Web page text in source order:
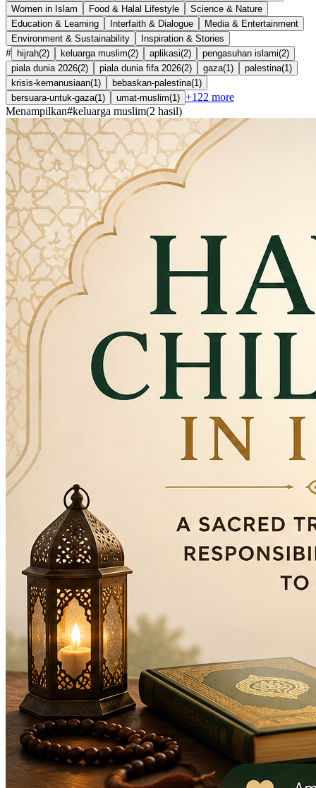
Women in Islam
Food & Halal Lifestyle
Science & Nature
Education & Learning
Interfaith & Dialogue
Media & Entertainment
Environment & Sustainability
Inspiration & Stories
# hijrah(2) keluarga muslim(2) aplikasi(2) pengasuhan islami(2)
piala dunia 2026(2) piala dunia fifa 2026(2) gaza(1 ) palestina(1 )
krisis-kemanusiaan(1 ) bebaskan-palestina(1 )
bersuara-untuk-gaza(1 ) umat-muslim(1 ) +122 more
Menampilkan#keluarga muslim(2 hasil)